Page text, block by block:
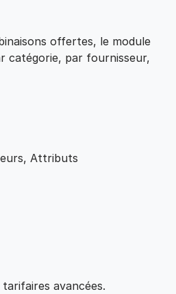
offertes, le module
catégorie, par fournisseur,
Attributs
avancées.